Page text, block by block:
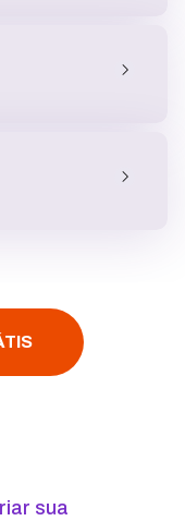
sua